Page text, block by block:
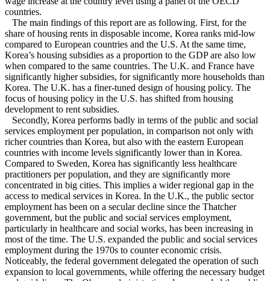
countries.
The main findings of this report are as following. First, for the
share of housing rents in disposable income, Korea ranks mid-low
compared to European countries and the U.S. At the same time,
Korea’s housing subsidies as a proportion to the GDP are also low
when compared to the same countries. The U.K. and France have
significantly higher subsidies, for significantly more households than
Korea. The U.K. has a finer-tuned design of housing policy. The
focus of housing policy in the U.S. has shifted from housing
development to rent subsidies.
Secondly, Korea performs badly in terms of the public and social
services employment per population, in comparison not only with
richer countries than Korea, but also with the eastern European
countries with income levels significantly lower than in Korea.
Compared to Sweden, Korea has significantly less healthcare
practitioners per population, and they are significantly more
concentrated in big cities. This implies a wider regional gap in the
access to medical services in Korea. In the U.K., the public sector
employment has been on a secular decline since the Thatcher
government, but the public and social services employment,
particularly in healthcare and social works, has been increasing in
most of the time. The U.S. expanded the public and social services
employment during the 1970s to counter economic crisis.
Noticeably, the federal government delegated the operation of such
expansion to local governments, while offering the necessary budget